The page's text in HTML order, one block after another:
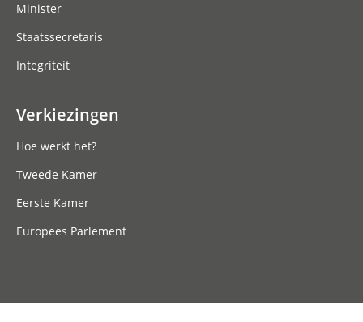
Minister
Staatssecretaris
Integriteit
Verkiezingen
Hoe werkt het?
Tweede Kamer
Eerste Kamer
Europees Parlement